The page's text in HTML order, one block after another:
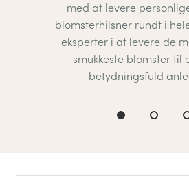
med at levere
blomsterhilsner rundt i
eksperter i at levere de
smukkeste blomster til
betydningsfuld